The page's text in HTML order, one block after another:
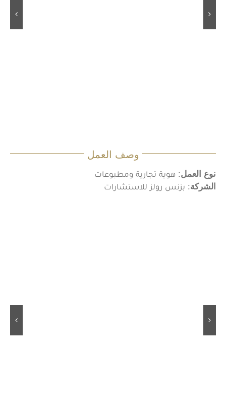
وصف العمل
نوع العمل: هوية تجارية ومطبوعات
الشركة: بزنس رولز للاستشارات